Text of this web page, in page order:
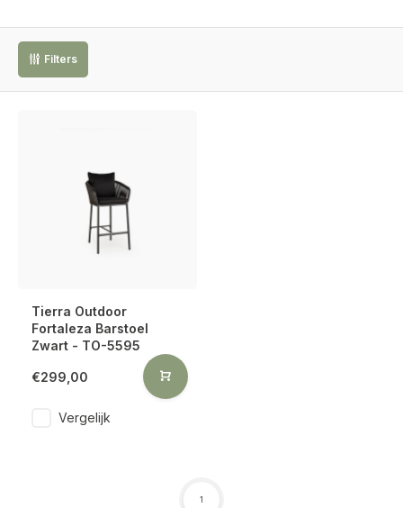
Filters
Tierra Outdoor
Fortaleza Barstoel
Zwart - TO-5595
€299,00
Vergelijk
1